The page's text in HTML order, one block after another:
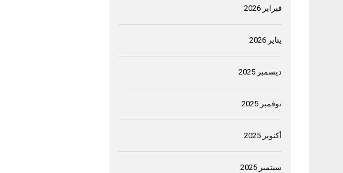
فبراير 2026
يناير 2026
ديسمبر 2025
نوفمبر 2025
أكتوبر 2025
سبتمبر 2025